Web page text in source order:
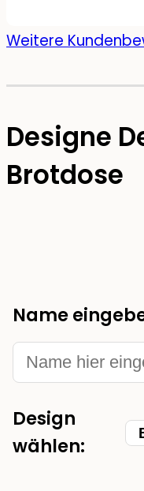
bestimmt
Weitere
Designe
Brotdose
Name
Design
wählen: